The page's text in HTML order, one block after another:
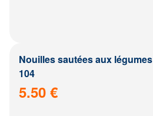
Nouilles sautées aux légumes
104
5.50 €